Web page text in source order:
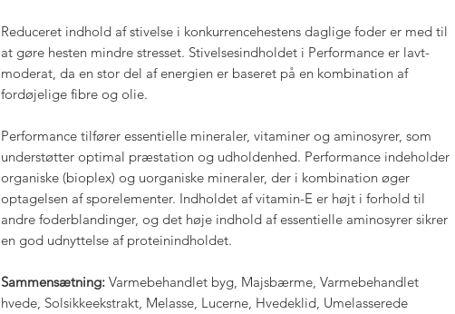
Reduceret indhold af stivelse i konkurrencehestens daglige foder er med til
at gøre hesten mindre stresset. Stivelsesindholdet i Performance er lavt-
moderat, da en stor del af energien er baseret på en kombination af
fordøjelige fibre og olie.
Performance tilfører essentielle mineraler, vitaminer og aminosyrer, som
understøtter optimal præstation og udholdenhed. Performance indeholder
organiske (bioplex) og uorganiske mineraler, der i kombination øger
optagelsen af sporelementer. Indholdet af vitamin-E er højt i forhold til
andre foderblandinger, og det høje indhold af essentielle aminosyrer sikrer
en god udnyttelse af proteinindholdet.
Sammensætning: Varmebehandlet byg, Majsbærme, Varmebehandlet
hvede, Solsikkeekstrakt, Melasse, Lucerne, Hvedeklid, Umelasserede